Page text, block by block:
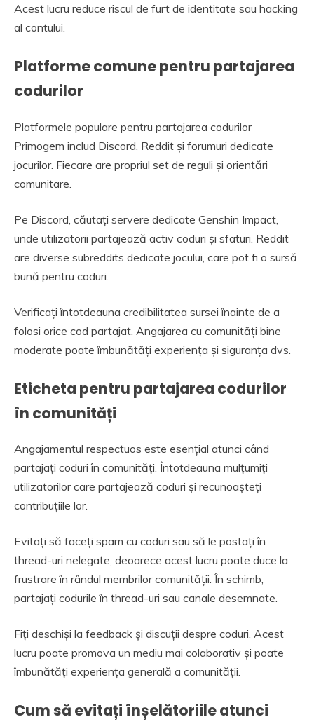
Acest lucru reduce riscul de furt de identitate sau hacking
al contului.
Platforme comune pentru partajarea
codurilor
Platformele populare pentru partajarea codurilor
Primogem includ Discord, Reddit și forumuri dedicate
jocurilor. Fiecare are propriul set de reguli și orientări
comunitare.
Pe Discord, căutați servere dedicate Genshin Impact,
unde utilizatorii partajează activ coduri și sfaturi. Reddit
are diverse subreddits dedicate jocului, care pot fi o sursă
bună pentru coduri.
Verificați întotdeauna credibilitatea sursei înainte de a
folosi orice cod partajat. Angajarea cu comunități bine
moderate poate îmbunătăți experiența și siguranța dvs.
Eticheta pentru partajarea codurilor
în comunități
Angajamentul respectuos este esențial atunci când
partajați coduri în comunități. Întotdeauna mulțumiți
utilizatorilor care partajează coduri și recunoașteți
contribuțiile lor.
Evitați să faceți spam cu coduri sau să le postați în
thread-uri nelegate, deoarece acest lucru poate duce la
frustrare în rândul membrilor comunității. În schimb,
partajați codurile în thread-uri sau canale desemnate.
Fiți deschiși la feedback și discuții despre coduri. Acest
lucru poate promova un mediu mai colaborativ și poate
îmbunătăți experiența generală a comunității.
Cum să evitați înșelătoriile atunci